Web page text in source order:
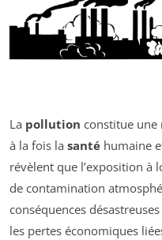
La pollution constitue une
à la fois la santé humaine
révèlent que l’exposition à
de contamination
conséquences
les pertes économiques